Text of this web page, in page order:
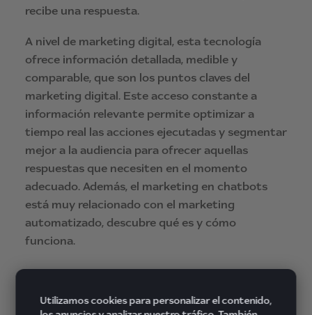
recibe una respuesta.
A nivel de marketing digital, esta tecnología
ofrece información detallada, medible y
comparable, que son los puntos claves del
marketing digital. Este acceso constante a
información relevante permite optimizar a
tiempo real las acciones ejecutadas y segmentar
mejor a la audiencia para ofrecer aquellas
respuestas que necesiten en el momento
adecuado. Además, el marketing en chatbots
está muy relacionado con el marketing
automatizado, descubre qué es y cómo
funciona.
Gracias a lo chatbots, el marketing
Utilizamos cookies para personalizar el contenido,